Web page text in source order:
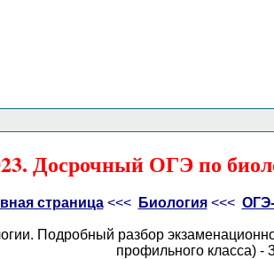
Досрочный ОГЭ по
страница<<< Биология<<<
Подробный разбор
профильного класса) -